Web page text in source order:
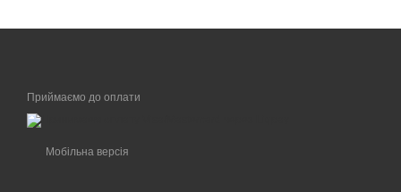
Приймаємо до оплати
Мобільна версія